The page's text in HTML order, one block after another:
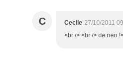
C Cecile 27/10/2011
<br /> <br /> de rien